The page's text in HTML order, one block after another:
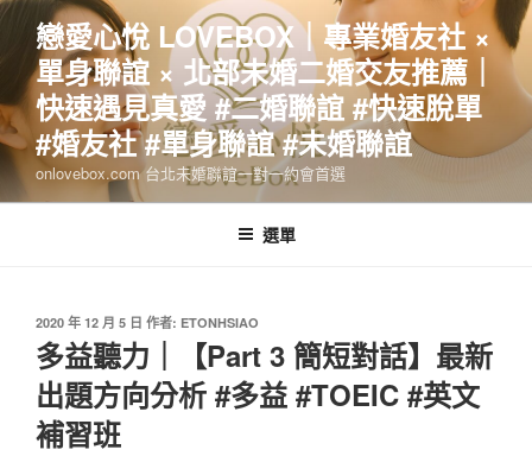
跳
主
要
內
容
戀愛心悅 LOVEBOX｜專業婚友社 ×
單身聯誼 × 北部未婚二婚交友推薦｜
快速遇見真愛 #二婚聯誼 #快速脫單
#婚友社 #單身聯誼 #未婚聯誼
onlovebox.com 台北未婚聯誼一對一約會首選
選單
發
佈
於
2020 年 12 月 5 日 作者: ETONHSIAO
多益聽力｜【Part 3 簡短對話】最新
出題方向分析 #多益 #TOEIC #英文
補習班